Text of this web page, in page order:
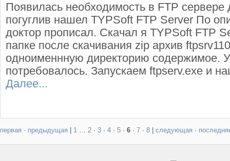
Появилась необходимость в FTP
погуглив нашел TYPSoft FTP Server По
доктор прописал. Скачал я TYPSoft FTP
папке после скачивания zip архив
одноименнную директорию содержимое.
потребовалось. Запускаем ftpserv.exe и
Далее...
первая · предыдущая 1 … 2 · 3 · 4 · 5 · 6 · 7 · 8 следующая ·